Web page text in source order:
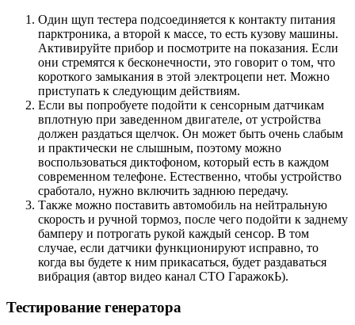
Один щуп тестера подсоединяется к контакту питания
парктроника, а второй к массе, то есть кузову машины.
Активируйте прибор и посмотрите на показания. Если
они стремятся к бесконечности, это говорит о том, что
короткого замыкания в этой электроцепи нет. Можно
приступать к следующим действиям.
Если вы попробуете подойти к сенсорным датчикам
вплотную при заведенном двигателе, от устройства
должен раздаться щелчок. Он может быть очень слабым
и практически не слышным, поэтому можно
воспользоваться диктофоном, который есть в каждом
современном телефоне. Естественно, чтобы устройство
сработало, нужно включить заднюю передачу.
Также можно поставить автомобиль на нейтральную
скорость и ручной тормоз, после чего подойти к заднему
бамперу и потрогать рукой каждый сенсор. В том
случае, если датчики функционируют исправно, то
когда вы будете к ним прикасаться, будет раздаваться
вибрация (автор видео канал СТО ГаражокЬ).
Тестирование генератора